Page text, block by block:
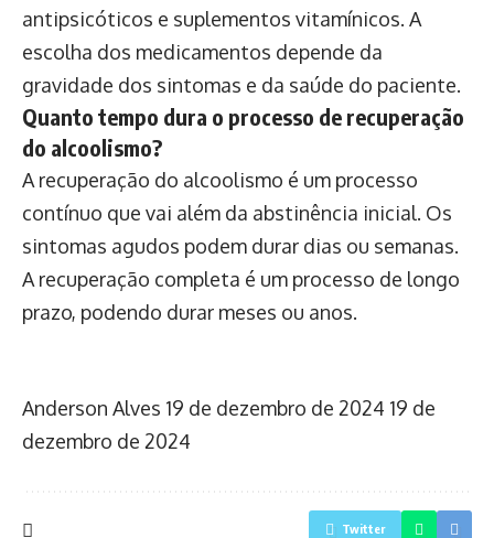
antipsicóticos e suplementos vitamínicos. A
escolha dos medicamentos depende da
gravidade dos sintomas e da saúde do paciente.
Quanto tempo dura o processo de recuperação
do alcoolismo?
A recuperação do alcoolismo é um processo
contínuo que vai além da abstinência inicial. Os
sintomas agudos podem durar dias ou semanas.
A recuperação completa é um processo de longo
prazo, podendo durar meses ou anos.
Anderson Alves 19 de dezembro de 2024 19 de
dezembro de 2024
Twitter